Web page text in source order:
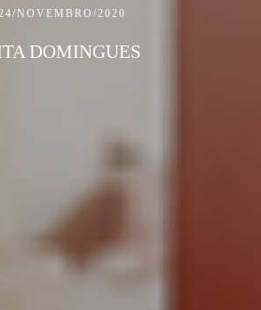
NOVEMBRO/2020
DOMINGUES